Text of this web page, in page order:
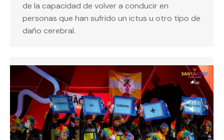
de la capacidad de volver a conducir en
personas que han sufrido un ictus u otro tipo de
daño cerebral.